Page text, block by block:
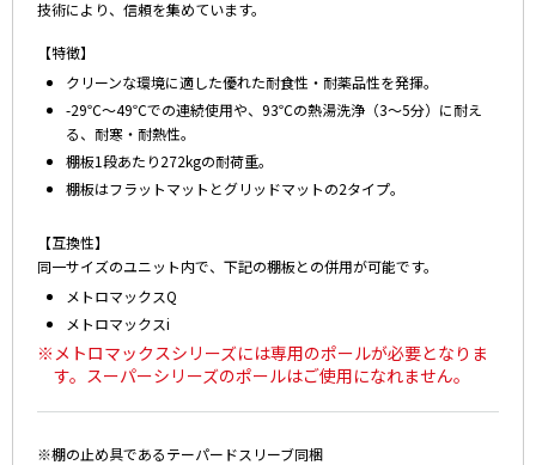
技術により、信頼を集めています。
【特徴】
クリーンな環境に適した優れた耐食性・耐薬品性を発揮。
-29℃～49℃での連続使用や、93℃の熱湯洗浄（3～5分）に耐え
る、耐寒・耐熱性。
棚板1段あたり272kgの耐荷重。
棚板はフラットマットとグリッドマットの2タイプ。
【互換性】
同一サイズのユニット内で、下記の棚板との併用が可能です。
メトロマックスQ
メトロマックスi
※メトロマックスシリーズには専用のポールが必要となりま
す。スーパーシリーズのポールはご使用になれません。
※棚の止め具であるテーパードスリーブ同梱